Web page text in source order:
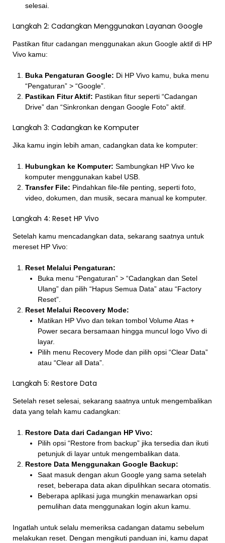
selesai.
Langkah 2: Cadangkan Menggunakan Layanan Google
Pastikan fitur cadangan menggunakan akun Google aktif di HP
Vivo kamu:
Buka Pengaturan Google: Di HP Vivo kamu, buka menu
“Pengaturan” > “Google”.
Pastikan Fitur Aktif: Pastikan fitur seperti “Cadangan
Drive” dan “Sinkronkan dengan Google Foto” aktif.
Langkah 3: Cadangkan ke Komputer
Jika kamu ingin lebih aman, cadangkan data ke komputer:
Hubungkan ke Komputer: Sambungkan HP Vivo ke
komputer menggunakan kabel USB.
Transfer File: Pindahkan file-file penting, seperti foto,
video, dokumen, dan musik, secara manual ke komputer.
Langkah 4: Reset HP Vivo
Setelah kamu mencadangkan data, sekarang saatnya untuk
mereset HP Vivo:
Reset Melalui Pengaturan:
Buka menu “Pengaturan” > “Cadangkan dan Setel
Ulang” dan pilih “Hapus Semua Data” atau “Factory
Reset”.
Reset Melalui Recovery Mode:
Matikan HP Vivo dan tekan tombol Volume Atas +
Power secara bersamaan hingga muncul logo Vivo di
layar.
Pilih menu Recovery Mode dan pilih opsi “Clear Data”
atau “Clear all Data”.
Langkah 5: Restore Data
Setelah reset selesai, sekarang saatnya untuk mengembalikan
data yang telah kamu cadangkan:
Restore Data dari Cadangan HP Vivo:
Pilih opsi “Restore from backup” jika tersedia dan ikuti
petunjuk di layar untuk mengembalikan data.
Restore Data Menggunakan Google Backup:
Saat masuk dengan akun Google yang sama setelah
reset, beberapa data akan dipulihkan secara otomatis.
Beberapa aplikasi juga mungkin menawarkan opsi
pemulihan data menggunakan login akun kamu.
Ingatlah untuk selalu memeriksa cadangan datamu sebelum
melakukan reset. Dengan mengikuti panduan ini, kamu dapat